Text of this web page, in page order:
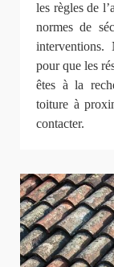
les règles de
normes de
interventions.
pour que les
êtes à la
toiture à
contacter.